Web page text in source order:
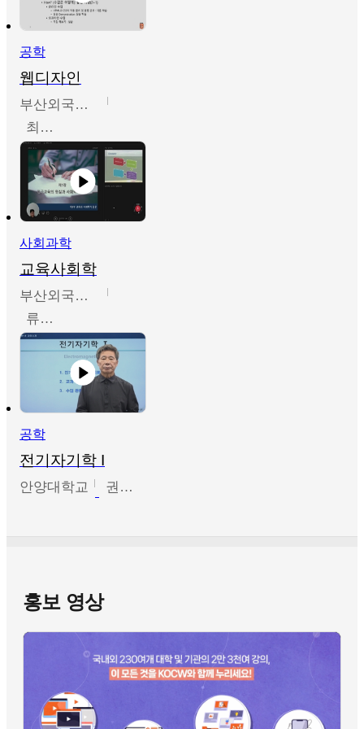
공학
웹디자인
부산외국어대학교
최진오
사회과학
교육사회학
부산외국어대학교
류영철
공학
전기자기학 I
안양대학교 권원현
홍보 영상